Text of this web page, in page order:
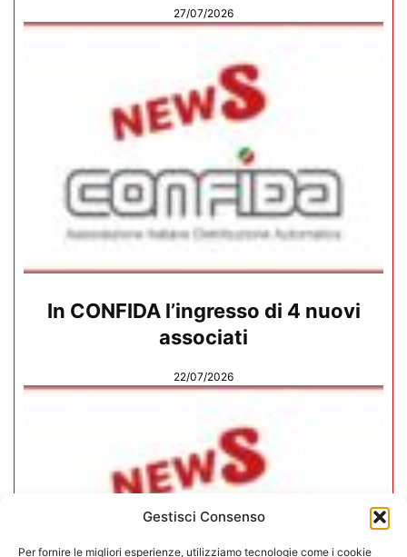
Gestisci Consenso
Per fornire le migliori esperienze, utilizziamo tecnologie come i cookie
27/07/2026
In CONFIDA l’ingresso di 4 nuovi
associati
22/07/2026